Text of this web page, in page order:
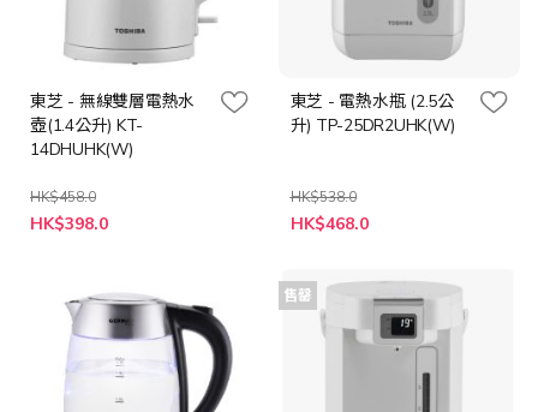
東芝 - 無線雙層電熱水
壺(1.4公升) KT-
14DHUHK(W)
HK$458.0
特
殊
HK$398.0
東芝 - 電熱水瓶 (2.5公
升) TP-25DR2UHK(W)
HK$538.0
特
殊
HK$468.0
售罄